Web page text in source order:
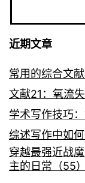
近期文章
常用的综合文
文献21：氧流
学术写作技巧
综述写作中如
穿越最强近战
主的日常（55）